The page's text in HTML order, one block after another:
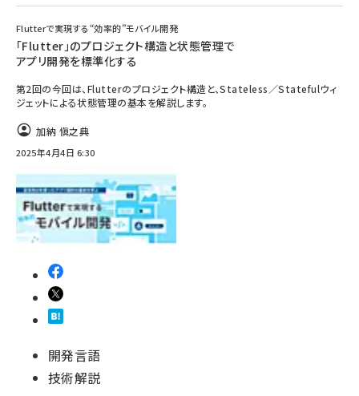
Flutterで実現する“効率的”モバイル開発
「Flutter」のプロジェクト構造と状態管理で
アプリ開発を標準化する
第2回の今回は、Flutterのプロジェクト構造と、Stateless／Statefulウィ
ジェットによる状態管理の基本を解説します。
加納 愼之典
2025年4月4日 6:30
開発言語
技術解説